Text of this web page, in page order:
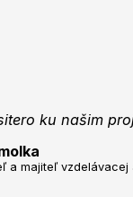
ku našim
a majiteľ vzdelávacej